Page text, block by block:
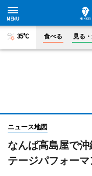
35°C 食べる 見る
ニュース地図
なんば高島屋で
テージパフォーマ